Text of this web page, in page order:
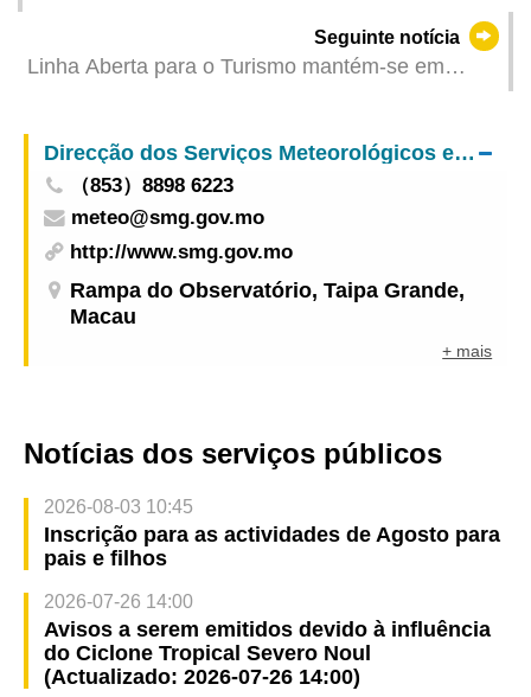
Seguinte notícia
Linha Aberta para o Turismo mantém-se em
Direcção dos Serviços Meteorológicos e Geofísicos
（853）8898 6223
meteo@smg.gov.mo
http://www.smg.gov.mo
Rampa do Observatório, Taipa Grande,
Macau
+ mais
Notícias dos serviços públicos
2026-08-03 10:45
Inscrição para as actividades de Agosto para
pais e filhos
2026-07-26 14:00
Avisos a serem emitidos devido à influência
do Ciclone Tropical Severo Noul
(Actualizado: 2026-07-26 14:00)